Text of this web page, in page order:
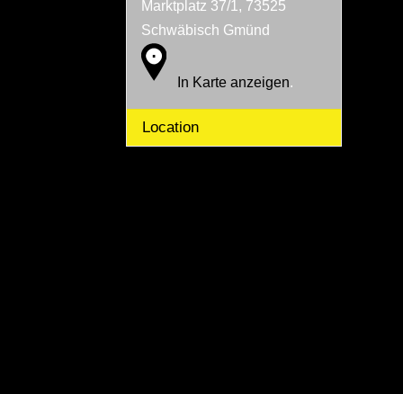
Marktplatz 37/1, 73525
Schwäbisch Gmünd
In Karte anzeigen.
Location